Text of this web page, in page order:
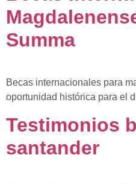
Summa
Becas internacionales para
oportunidad histórica para el
Testimonios
santander